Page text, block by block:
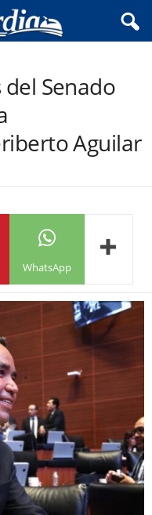
Senado
Aguilar
WhatsApp